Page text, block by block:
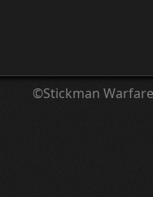
©Stickman Warfare